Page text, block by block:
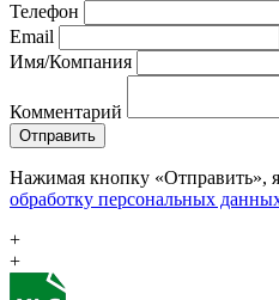
Телефон
Email
Имя/Компания
Комментарий
Отправить
Нажимая кнопку «Отправить»,
обработку персональных
+
+